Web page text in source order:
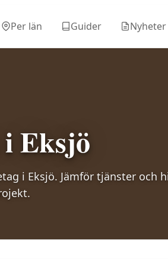
Per län Guider Nyheter
iEksjö
i Eksjö. Jämför tjänster och